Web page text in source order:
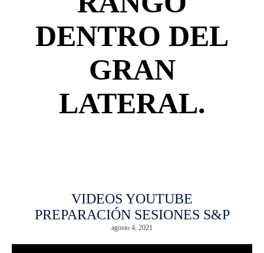
DENTRO DEL
GRAN
LATERAL.
VIDEOS YOUTUBE
PREPARACIÓN SESIONES S&P
agosto 4, 2021